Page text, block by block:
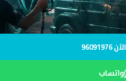
واتساب